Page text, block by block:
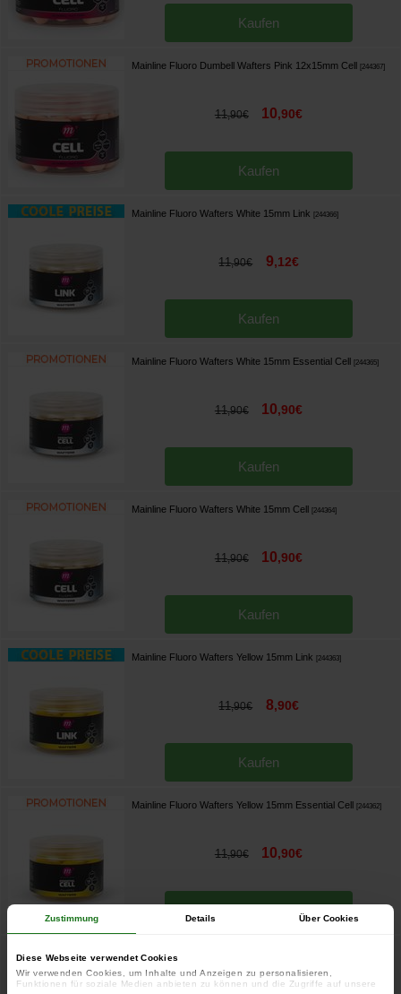
Zustimmung Details Über Cookies
Diese Webseite verwendet Cookies
Wir verwenden Cookies, um Inhalte und Anzeigen zu personalisieren,
Funktionen für soziale Medien anbieten zu können und die Zugriffe auf unsere
Kaufen
Mainline Fluoro Dumbell Wafters Pink 12x15mm Cell [244367]
11,90€ 10,90€
Kaufen
Mainline Fluoro Wafters White 15mm Link [244366]
11,90€ 9,12€
Kaufen
Mainline Fluoro Wafters White 15mm Essential Cell [244365]
11,90€ 10,90€
Kaufen
Mainline Fluoro Wafters White 15mm Cell [244364]
11,90€ 10,90€
Kaufen
Mainline Fluoro Wafters Yellow 15mm Link [244363]
11,90€ 8,90€
Kaufen
Mainline Fluoro Wafters Yellow 15mm Essential Cell [244362]
11,90€ 10,90€
Mainline Fluoro Wafters Yellow 15mm Cell